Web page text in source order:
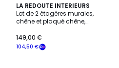
LA REDOUTE INTERIEURS
Lot de 2 étagères murales,
chêne et plaqué chêne,
104,50 €
149,00 €
4,2
/ 5